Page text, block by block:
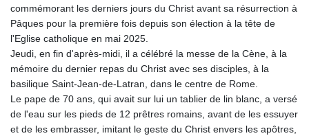
commémorant les derniers jours du Christ avant sa résurrection à
Pâques pour la première fois depuis son élection à la tête de
l'Eglise catholique en mai 2025.
Jeudi, en fin d'après-midi, il a célébré la messe de la Cène, à la
mémoire du dernier repas du Christ avec ses disciples, à la
basilique Saint-Jean-de-Latran, dans le centre de Rome.
Le pape de 70 ans, qui avait sur lui un tablier de lin blanc, a versé
de l'eau sur les pieds de 12 prêtres romains, avant de les essuyer
et de les embrasser, imitant le geste du Christ envers les apôtres,